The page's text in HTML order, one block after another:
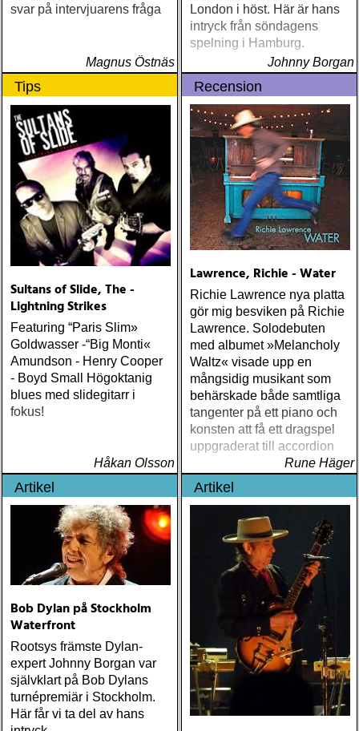
svar på intervjuarens fråga
Magnus Östnäs
London i höst. Här är hans
intryck från söndagens
spelning i Hamburg.
Johnny Borgan
Tips
Sultans of Slide, The -
Lightning Strikes
Featuring “Paris Slim»
Goldwasser -“Big Monti«
Amundson - Henry Cooper
- Boyd Small Högoktanig
blues med slidegitarr i
fokus!
Håkan Olsson
Recension
Lawrence, Richie - Water
Richie Lawrence nya platta
gör mig besviken på Richie
Lawrence. Solodebuten
med albumet »Melancholy
Waltz« visade upp en
mångsidig musikant som
behärskade både samtliga
tangenter på ett piano och
konsten att få ett dragspel
uppgraderat till accordion
Rune Häger
Artikel
Bob Dylan på Stockholm
Waterfront
Rootsys främste Dylan-
expert Johnny Borgan var
självklart på Bob Dylans
turnépremiär i Stockholm.
Här får vi ta del av hans
Artikel